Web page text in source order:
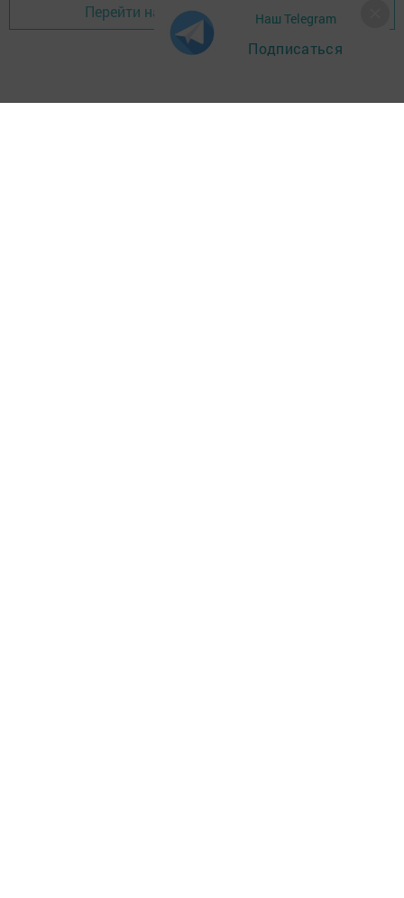
Перейти на страницу новостиНаш Telegram
Подписаться